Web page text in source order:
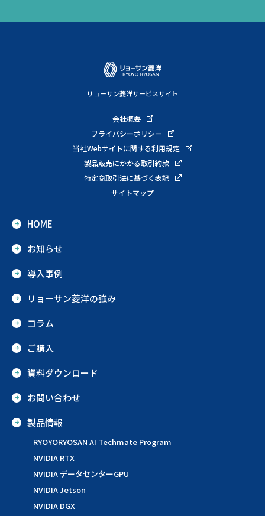
リョーサン菱洋サービスサイト
会社概要
プライバシーポリシー
当社Webサイトに関する利用規定
製品販売にかかる取引約款
特定商取引法に基づく表記
サイトマップ
HOME
お知らせ
導入事例
リョーサン菱洋の強み
コラム
ご購入
資料ダウンロード
お問い合わせ
製品情報
RYOYORYOSAN AI Techmate Program
NVIDIA RTX
NVIDIA データセンターGPU
NVIDIA Jetson
NVIDIA DGX